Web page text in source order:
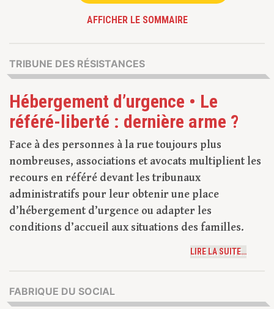
AFFICHER LE SOMMAIRE
TRIBUNE DES RÉSISTANCES
Hébergement d’urgence • Le
référé-liberté : dernière arme ?
Face à des personnes à la rue toujours plus
nombreuses, associations et avocats multiplient les
recours en référé devant les tribunaux
administratifs pour leur obtenir une place
d’hébergement d’urgence ou adapter les
conditions d’accueil aux situations des familles.
LIRE LA SUITE…
FABRIQUE DU SOCIAL